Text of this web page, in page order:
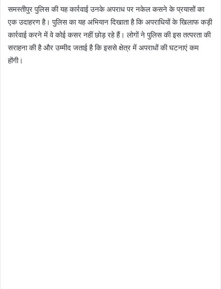
समस्तीपुर पुलिस की यह कार्रवाई उनके अपराध पर नकेल कसने के प्रयासों का
एक उदाहरण है। पुलिस का यह अभियान दिखाता है कि अपराधियों के खिलाफ कड़ी
कार्रवाई करने में वे कोई कसर नहीं छोड़ रहे हैं। लोगों ने पुलिस की इस तत्परता की
सराहना की है और उम्मीद जताई है कि इससे क्षेत्र में अपराधों की घटनाएं कम
होंगी।